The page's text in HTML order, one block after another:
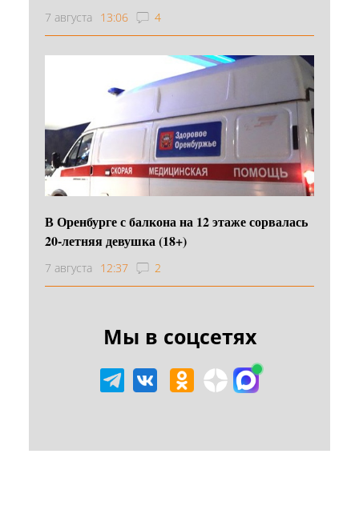
7 августа 13:06 4
В Оренбурге с балкона на 12 этаже сорвалась
20-летняя девушка (18+)
7 августа 12:37 2
Мы в соцсетях